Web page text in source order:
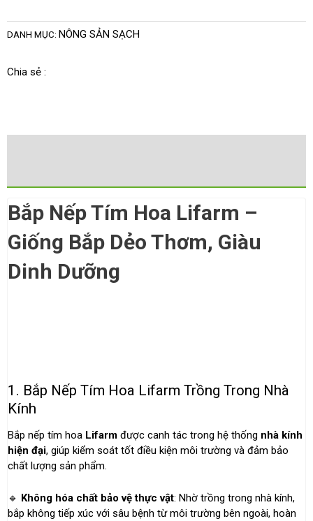
Trồng
Nhà
DANH MỤC: NÔNG SẢN SẠCH
Chia sẻ :
Bắp Nếp Tím Hoa Lifarm –
Giống Bắp Dẻo Thơm, Giàu
Dinh Dưỡng
1. Bắp Nếp Tím Hoa Lifarm Trồng Trong Nhà
Kính
Bắp nếp tím hoa Lifarm được canh tác trong hệ thống nhà kính
hiện đại, giúp kiểm soát tốt điều kiện môi trường và đảm bảo
chất lượng sản phẩm.
🔹 Không hóa chất bảo vệ thực vật: Nhờ trồng trong nhà kính,
bắp không tiếp xúc với sâu bệnh từ môi trường bên ngoài, hoàn